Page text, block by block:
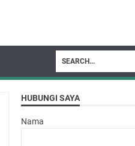
HUBUNGI SAYA
Nama